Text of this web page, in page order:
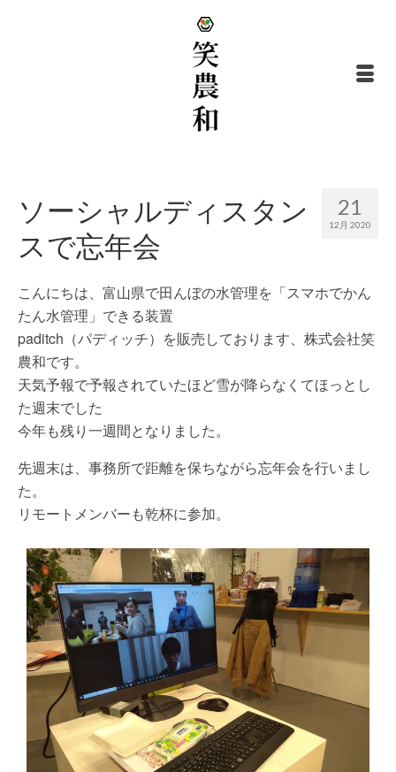
21
12月 2020
ソーシャルディスタン
スで忘年会
こんにちは、富山県で田んぼの水管理を「スマホでかん
たん水管理」できる装置
paditch（パディッチ）を販売しております、株式会社笑
農和です。
天気予報で予報されていたほど雪が降らなくてほっとし
た週末でした
今年も残り一週間となりました。
先週末は、事務所で距離を保ちながら忘年会を行いまし
た。
リモートメンバーも乾杯に参加。